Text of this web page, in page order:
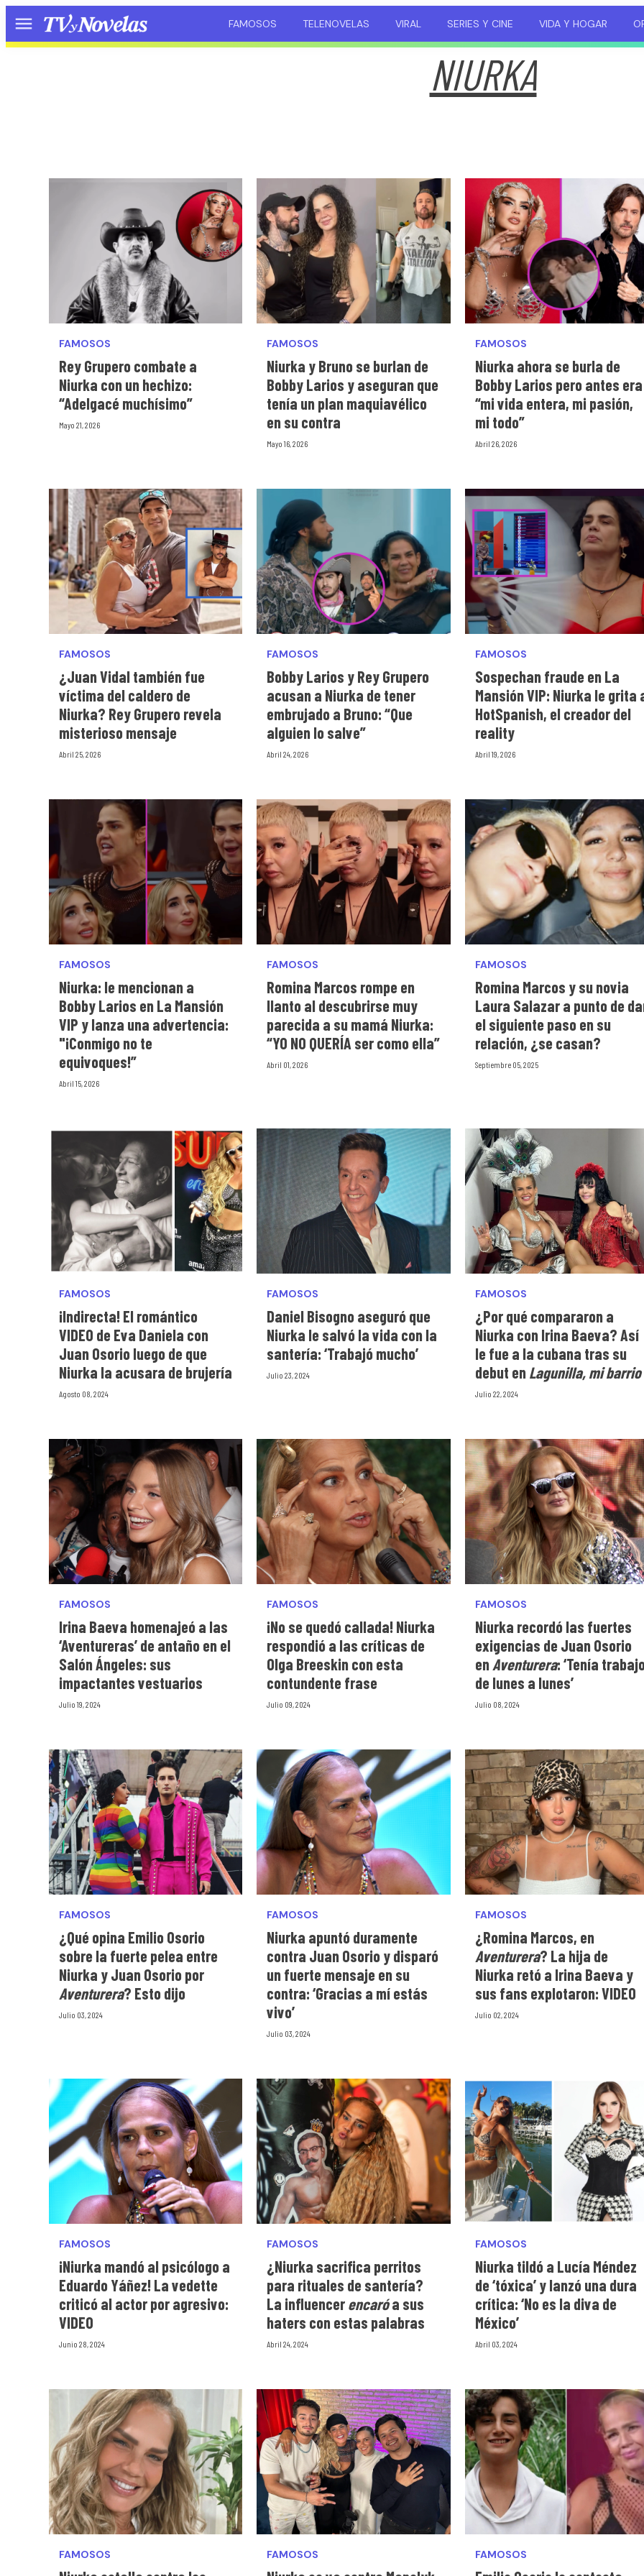
Menú FAMOSOS TELENOVELAS VIRAL SERIES Y CINE VIDA Y HOGAR
NIURKA
FAMOSOS
Rey Grupero combate a
Niurka con un hechizo:
“Adelgacé muchísimo”
Mayo 21, 2026
FAMOSOS
Niurka y Bruno se burlan de
Bobby Larios y aseguran que
tenía un plan maquiavélico
en su contra
Mayo 16, 2026
FAMOSOS
Niurka ahora se burla de
Bobby Larios pero antes era
“mi vida entera, mi pasión,
mi todo”
Abril 26, 2026
FAMOSOS
¿Juan Vidal también fue
víctima del caldero de
Niurka? Rey Grupero revela
misterioso mensaje
Abril 25, 2026
FAMOSOS
Bobby Larios y Rey Grupero
acusan a Niurka de tener
embrujado a Bruno: “Que
alguien lo salve”
Abril 24, 2026
FAMOSOS
Sospechan fraude en La
Mansión VIP: Niurka le grita
HotSpanish, el creador del
reality
Abril 19, 2026
FAMOSOS
Niurka: le mencionan a
Bobby Larios en La Mansión
VIP y lanza una advertencia:
"¡Conmigo no te
equivoques!”
Abril 15, 2026
FAMOSOS
Romina Marcos rompe en
llanto al descubrirse muy
parecida a su mamá Niurka:
“YO NO QUERÍA ser como ella”
Abril 01, 2026
FAMOSOS
Romina Marcos y su novia
Laura Salazar a punto de
el siguiente paso en su
relación, ¿se casan?
Septiembre 05, 2025
FAMOSOS
¡Indirecta! El romántico
VIDEO de Eva Daniela con
Juan Osorio luego de que
Niurka la acusara de brujería
Agosto 08, 2024
FAMOSOS
Daniel Bisogno aseguró que
Niurka le salvó la vida con la
santería: ‘Trabajó mucho’
Julio 23, 2024
FAMOSOS
¿Por qué compararon a
Niurka con Irina Baeva? Así
le fue a la cubana tras su
debut en Lagunilla, mi barrio
Julio 22, 2024
FAMOSOS
Irina Baeva homenajeó a las
‘Aventureras’ de antaño en el
Salón Ángeles: sus
impactantes vestuarios
Julio 19, 2024
FAMOSOS
¡No se quedó callada! Niurka
respondió a las críticas de
Olga Breeskin con esta
contundente frase
Julio 09, 2024
FAMOSOS
Niurka recordó las fuertes
exigencias de Juan Osorio
en Aventurera: ‘Tenía
de lunes a lunes’
Julio 08, 2024
FAMOSOS
¿Qué opina Emilio Osorio
sobre la fuerte pelea entre
Niurka y Juan Osorio por
Aventurera? Esto dijo
Julio 03, 2024
FAMOSOS
Niurka apuntó duramente
contra Juan Osorio y disparó
un fuerte mensaje en su
contra: ‘Gracias a mí estás
vivo’
Julio 03, 2024
FAMOSOS
¿Romina Marcos, en
Aventurera? La hija de
Niurka retó a Irina Baeva y
sus fans explotaron: VIDEO
Julio 02, 2024
FAMOSOS
¡Niurka mandó al psicólogo a
Eduardo Yáñez! La vedette
criticó al actor por agresivo:
VIDEO
Junio 28, 2024
FAMOSOS
¿Niurka sacrifica perritos
para rituales de santería?
La influencerencaróa sus
haters con estas palabras
Abril 24, 2024
FAMOSOS
Niurka tildó a Lucía Méndez
de ‘tóxica’ y lanzó una dura
crítica: ‘No es la diva de
México’
Abril 03, 2024
FAMOSOS FAMOSOS FAMOSOS